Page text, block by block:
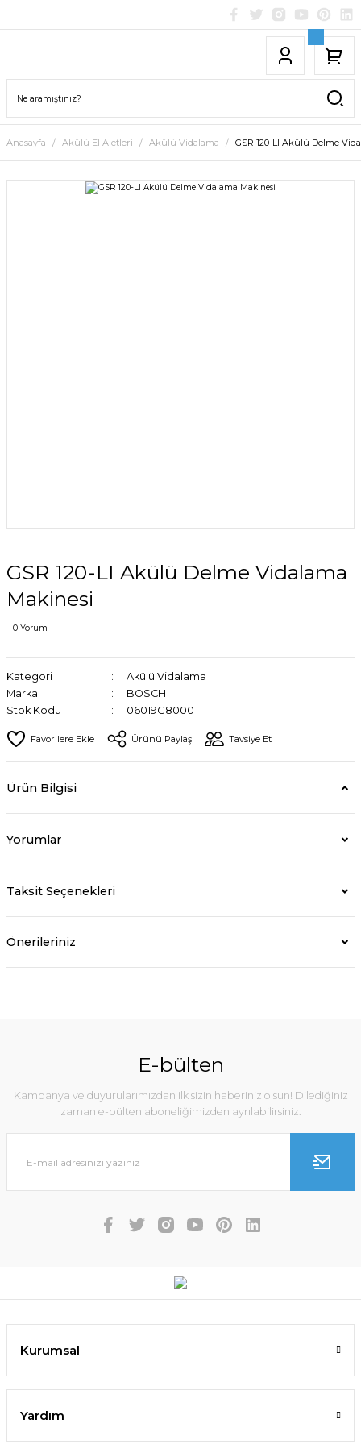
Anasayfa Akülü El Aletleri Akülü Vidalama GSR 120-LI Akülü Delme
GSR 120-LI Akülü Delme Vidalama
Makinesi
0 Yorum
Kategori
Akülü Vidalama
Marka
BOSCH
Stok Kodu
06019G8000
Ürünü Paylaş Tavsiye Et
Ürün Bilgisi
Yorumlar
Taksit Seçenekleri
Önerileriniz
E-bülten
Kampanya ve duyurularımızdan ilk sizin haberiniz olsun! Dilediğiniz
zaman e-bülten aboneliğimizden ayrılabilirsiniz.
Kurumsal
Yardım